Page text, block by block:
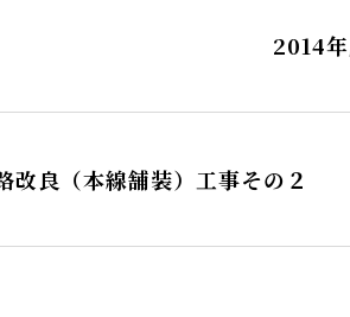
2014
良（本線舗装）工事その２